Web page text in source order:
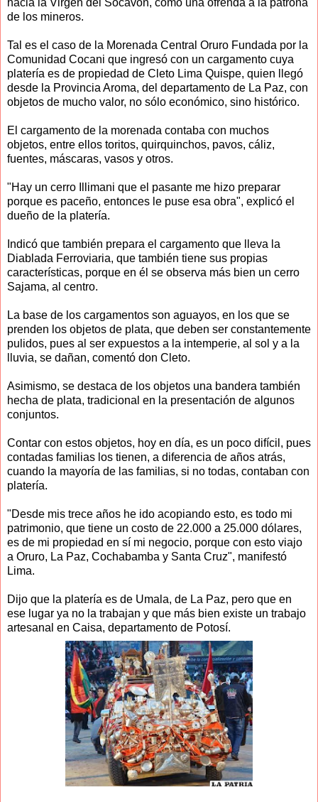
de los mineros.
Tal es el caso de la Morenada Central Oruro Fundada por la
Comunidad Cocani que ingresó con un cargamento cuya
platería es de propiedad de Cleto Lima Quispe, quien llegó
desde la Provincia Aroma, del departamento de La Paz, con
objetos de mucho valor, no sólo económico, sino histórico.
El cargamento de la morenada contaba con muchos
objetos, entre ellos toritos, quirquinchos, pavos, cáliz,
fuentes, máscaras, vasos y otros.
"Hay un cerro Illimani que el pasante me hizo preparar
porque es paceño, entonces le puse esa obra", explicó el
dueño de la platería.
Indicó que también prepara el cargamento que lleva la
Diablada Ferroviaria, que también tiene sus propias
características, porque en él se observa más bien un cerro
Sajama, al centro.
La base de los cargamentos son aguayos, en los que se
prenden los objetos de plata, que deben ser constantemente
pulidos, pues al ser expuestos a la intemperie, al sol y a la
lluvia, se dañan, comentó don Cleto.
Asimismo, se destaca de los objetos una bandera también
hecha de plata, tradicional en la presentación de algunos
conjuntos.
Contar con estos objetos, hoy en día, es un poco difícil, pues
contadas familias los tienen, a diferencia de años atrás,
cuando la mayoría de las familias, si no todas, contaban con
platería.
"Desde mis trece años he ido acopiando esto, es todo mi
patrimonio, que tiene un costo de 22.000 a 25.000 dólares,
es de mi propiedad en sí mi negocio, porque con esto viajo
a Oruro, La Paz, Cochabamba y Santa Cruz", manifestó
Lima.
Dijo que la platería es de Umala, de La Paz, pero que en
ese lugar ya no la trabajan y que más bien existe un trabajo
artesanal en Caisa, departamento de Potosí.